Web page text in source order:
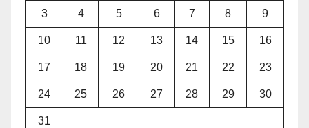
3 4 5 6 7 8 9
10 11 12 13 14 15 16
17 18 19 20 21 22 23
24 25 26 27 28 29 30
31